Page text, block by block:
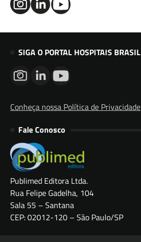
SIGA O PORTAL HOSPITAIS BRASIL
Conheça nossa Política de Privacidade
Fale Conosco
Publimed Editora Ltda.
Rua Felipe Gadelha, 104
Sala 55 – Santana
CEP: 02012-120 – São Paulo/SP